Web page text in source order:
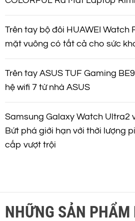
Trên tay bộ đôi HUAWEI Watch
mặt vuông có tất cả cho sức
Trên tay ASUS TUF Gaming
hệ wifi 7 từ nhà ASUS
Samsung Galaxy Watch Ultra2
Bứt phá giới hạn với thời lượng
cấp vượt trội
NHỮNG SẢN PHẨM